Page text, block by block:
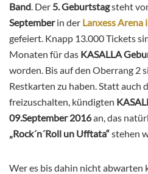
Band. Der 5. Geburtstagsteht
Septemberin der Lanxess Arena
gefeiert. Knapp 13.000 Tickets
Monaten für das KASALLA
worden. Bis auf den Oberrang 2
Restkarten zu haben. Statt auch
freizuschalten, kündigten
09.September 2016an, das
„Rock´n´Roll un Ufftata“stehen
Wer es bis dahin nicht abwarten